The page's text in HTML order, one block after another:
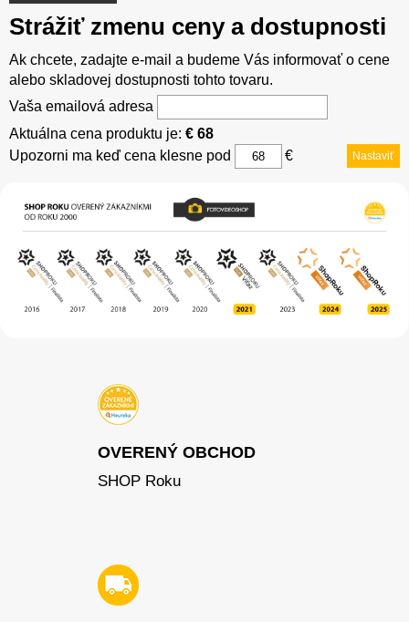
Strážiť zmenu ceny a dostupnosti
Ak chcete, zadajte e-mail a budeme Vás informovať o cene
alebo skladovej dostupnosti tohto tovaru.
Vaša emailová adresa
Aktuálna cena produktu je: € 68
Upozorni ma keď cena klesne pod
€ Nastaviť
OVERENÝ OBCHOD
SHOP Roku